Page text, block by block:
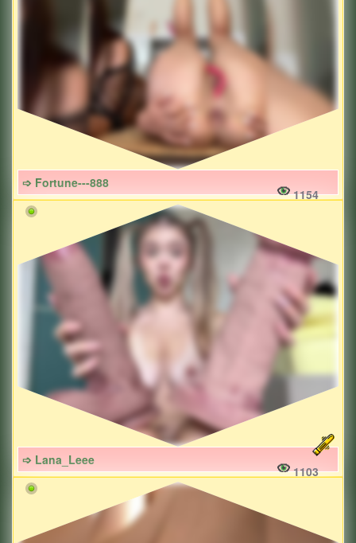
➩ Fortune---888
1154
➩ Lana_Leee
1103